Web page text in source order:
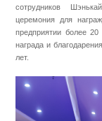
сотрудников
церемония для
предприятии более
награда и
лет.